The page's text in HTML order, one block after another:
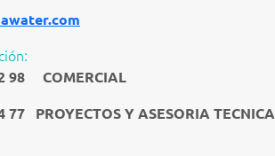
98 COMERCIAL
77 PROYECTOS Y ASESORIA TECNICA